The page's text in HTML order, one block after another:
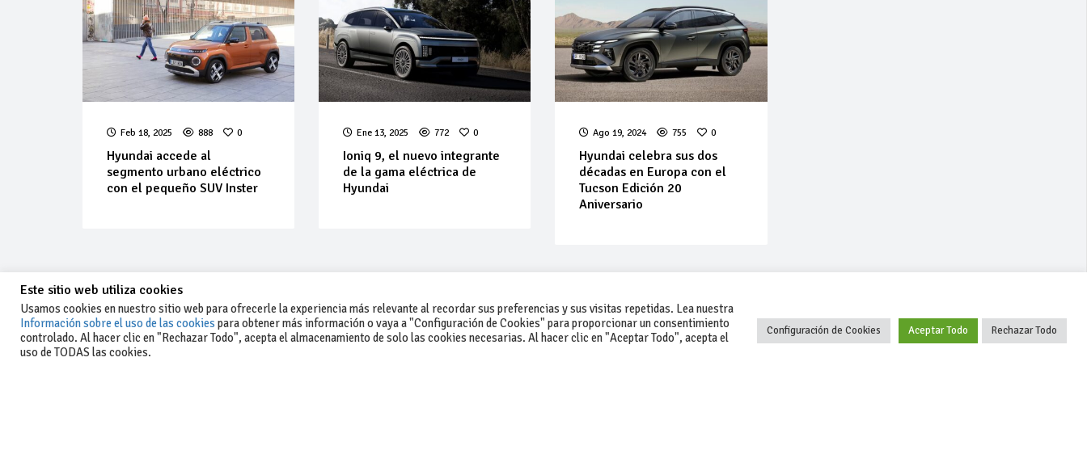
Feb 18, 2025 888 0
Hyundai accede al
segmento urbano eléctrico
con el pequeño SUV Inster
Ene 13, 2025 772 0
Ioniq 9, el nuevo integrante
de la gama eléctrica de
Hyundai
Ago 19, 2024 755 0
Hyundai celebra sus dos
décadas en Europa con el
Tucson Edición 20
Aniversario
-Aviso legal y condiciones generales
-Contacto
+34 627 35 00 36
Este sitio web utiliza cookies
Usamos cookies en nuestro sitio web para ofrecerle la experiencia más relevante al recordar sus preferencias y sus visitas repetidas. Lea nuestra
Información sobre el uso de las cookies para obtener más información o vaya a "Configuración de Cookies" para proporcionar un consentimiento
controlado. Al hacer clic en "Rechazar Todo", acepta el almacenamiento de solo las cookies necesarias. Al hacer clic en "Aceptar Todo", acepta el
uso de TODAS las cookies.
Configuración de Cookies Aceptar Todo Rechazar Todo